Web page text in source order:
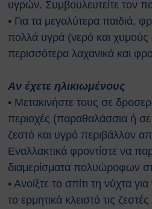
Ευρωπαϊκοί
ΧΡΗΣΙΜΑ
Νέα &
Εκδηλώσεις
Γενικές
Προστασία)
&
υγρών. Συμβουλευτείτε τον
• Για τα μεγαλύτερα παιδιά,
πολλά υγρά (νερό και
περισσότερα λαχανικά και
Aν έχετε ηλικιωμένους
• Μετακινήστε τους σε
περιοχές (παραθαλάσσια ή
ζεστό και υγρό περιβάλλον
Εναλλακτικά φροντίστε να
διαμερίσματα πολυώροφων
• Ανοίξτε το σπίτι τη νύχτα
το ερμητικά κλειστό τις